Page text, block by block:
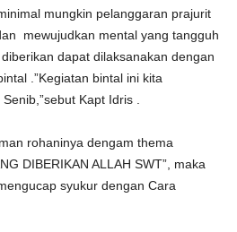
mungkin pelanggaran prajurit
mewujudkan mental yang tangguh
dapat dilaksanakan dengan
.”Kegiatan bintal ini kita
Kapt Idris .
rohaninya dengam thema
DIBERIKAN ALLAH SWT”, maka
syukur dengan Cara